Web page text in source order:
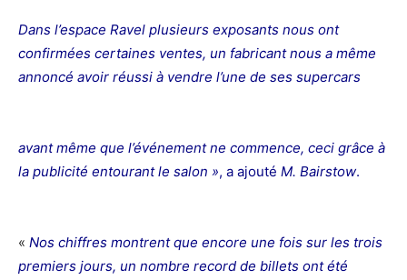
Dans l’espace Ravel plusieurs exposants nous ont
confirmées certaines ventes, un fabricant nous a même
annoncé avoir réussi à vendre l’une de ses supercars
avant même que l’événement ne commence, ceci grâce à
la publicité entourant le salon », a ajouté M. Bairstow.
« Nos chiffres montrent que encore une fois sur les trois
premiers jours, un nombre record de billets ont été